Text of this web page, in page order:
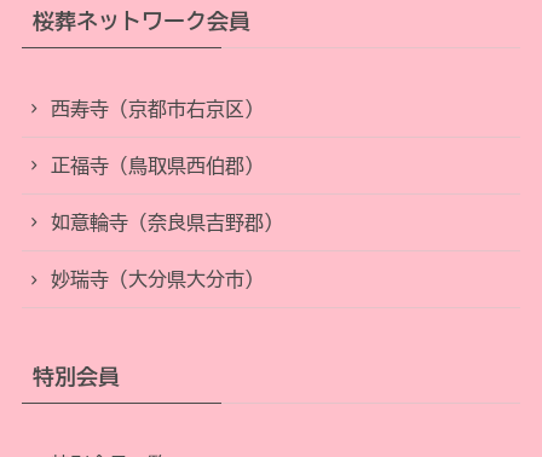
桜葬ネットワーク会員
西寿寺（京都市右京区）
正福寺（鳥取県西伯郡）
如意輪寺（奈良県吉野郡）
妙瑞寺（大分県大分市）
特別会員